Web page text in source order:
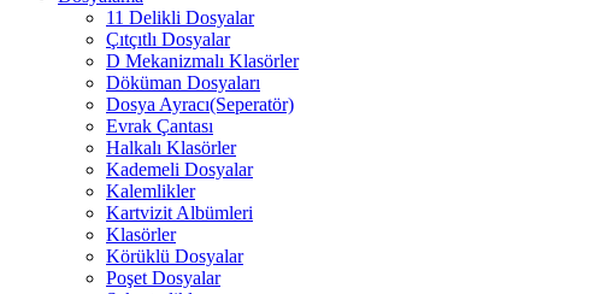
11 Delikli Dosyalar
Çıtçıtlı Dosyalar
D Mekanizmalı Klasörler
Döküman Dosyaları
Dosya Ayracı(Seperatör)
Evrak Çantası
Halkalı Klasörler
Kademeli Dosyalar
Kalemlikler
Kartvizit Albümleri
Klasörler
Körüklü Dosyalar
Poşet Dosyalar